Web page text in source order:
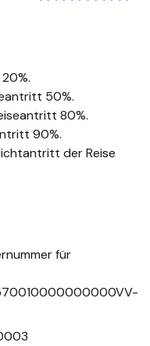
50%.
80%.
90%.
der Reise
für